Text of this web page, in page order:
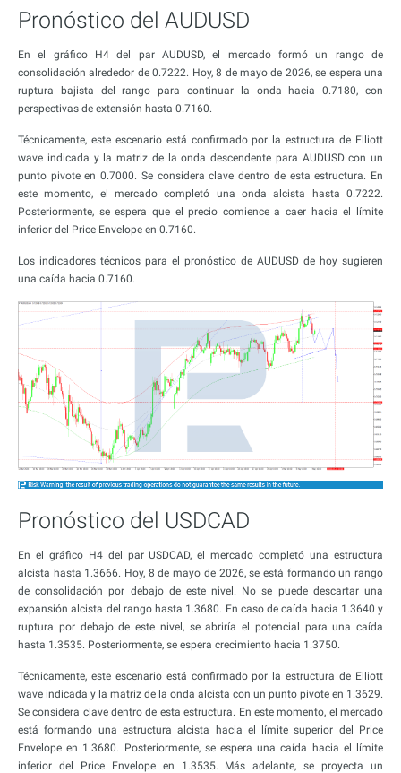
Pronóstico del AUDUSD
En el gráfico H4 del par AUDUSD, el mercado formó un rango de
consolidación alrededor de 0.7222. Hoy, 8 de mayo de 2026, se espera una
ruptura bajista del rango para continuar la onda hacia 0.7180, con
perspectivas de extensión hasta 0.7160.
Técnicamente, este escenario está confirmado por la estructura de Elliott
wave indicada y la matriz de la onda descendente para AUDUSD con un
punto pivote en 0.7000. Se considera clave dentro de esta estructura. En
este momento, el mercado completó una onda alcista hasta 0.7222.
Posteriormente, se espera que el precio comience a caer hacia el límite
inferior del Price Envelope en 0.7160.
Los indicadores técnicos para el pronóstico de AUDUSD de hoy sugieren
una caída hacia 0.7160.
Pronóstico del USDCAD
En el gráfico H4 del par USDCAD, el mercado completó una estructura
alcista hasta 1.3666. Hoy, 8 de mayo de 2026, se está formando un rango
de consolidación por debajo de este nivel. No se puede descartar una
expansión alcista del rango hasta 1.3680. En caso de caída hacia 1.3640 y
ruptura por debajo de este nivel, se abriría el potencial para una caída
hasta 1.3535. Posteriormente, se espera crecimiento hacia 1.3750.
Técnicamente, este escenario está confirmado por la estructura de Elliott
wave indicada y la matriz de la onda alcista con un punto pivote en 1.3629.
Se considera clave dentro de esta estructura. En este momento, el mercado
está formando una estructura alcista hacia el límite superior del Price
Envelope en 1.3680. Posteriormente, se espera una caída hacia el límite
inferior del Price Envelope en 1.3535. Más adelante, se proyecta un